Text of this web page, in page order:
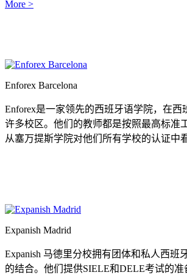
More >
Enforex Barcelona
Enforex是一家领先的西班牙语学院，在西
许多校区。他们的教师都是按照最高标准
从塞万提斯学院对他们所有学校的认证中
Expanish Madrid
Expanish 马德里分校拥有团体和私人西班
的结合。他们提供SIELE和DELE考试的